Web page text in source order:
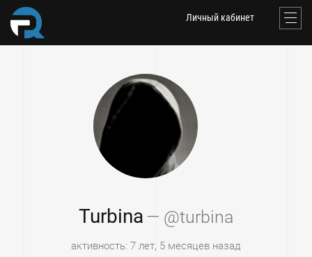
Личный кабинет
Turbina — @turbina
активность: 7 лет, 5 месяцев назад